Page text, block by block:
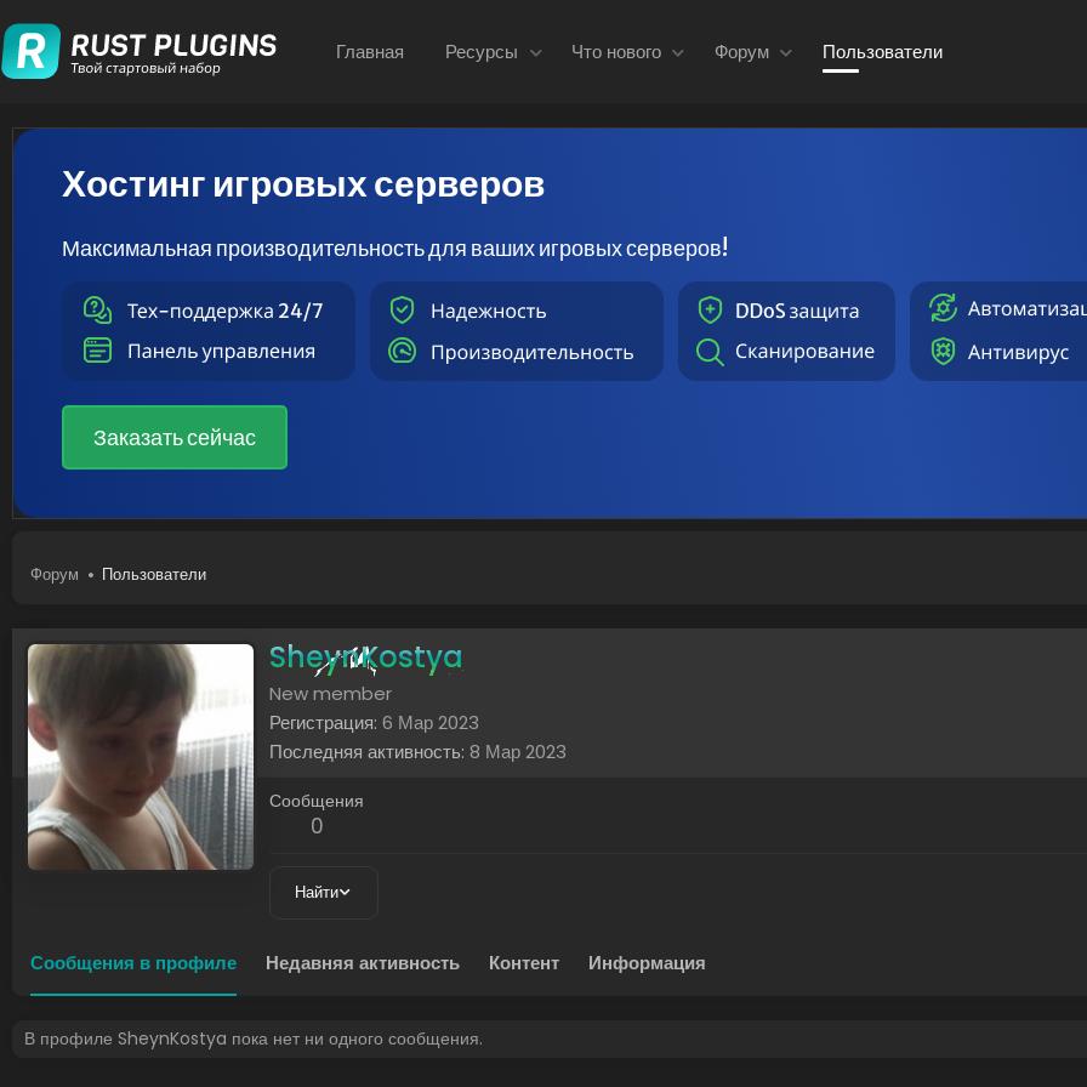
Главная Ресурсы Что нового Форум Пользователи
Хостинг игровых серверов
Максимальная производительность для ваших игровых серверов!
Заказать сейчас
Форум Пользователи
SheynKostya
New member
Регистрация 6 Мар 2023
Последняя активность 8 Мар 2023
Сообщения
0
Найти
Сообщения в профиле Недавняя активность Контент Информация
В профиле SheynKostya пока нет ни одного сообщения.